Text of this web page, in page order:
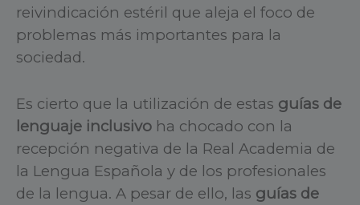
reivindicación estéril que aleja el foco de
problemas más importantes para la
sociedad.
Es cierto que la utilización de estas guías de
lenguaje inclusivo ha chocado con la
recepción negativa de la Real Academia de
la Lengua Española y de los profesionales
de la lengua. A pesar de ello, las guías de